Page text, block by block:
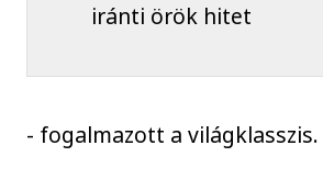
iránti örök hitet
- fogalmazott a világklasszis.